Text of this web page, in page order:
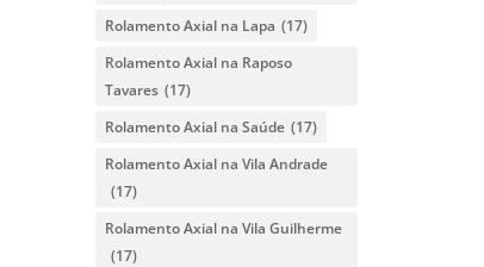
Rolamento Axial na Lapa (17)
Rolamento Axial na Raposo
Tavares (17)
Rolamento Axial na Saúde (17)
Rolamento Axial na Vila Andrade
(17)
Rolamento Axial na Vila Guilherme
(17)